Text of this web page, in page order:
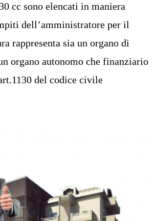
cc sono elencati in maniera
dell’amministratore per il
rappresenta sia un organo di
organo autonomo che finanziario
del codice civile